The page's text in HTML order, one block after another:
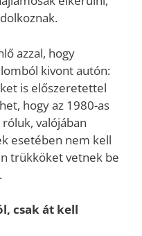
azzal, hogy
kivont autón:
is előszeretettel
hogy az 1980-as
valójában
esetében nem kell
trükköket vetnek be
csak át kell